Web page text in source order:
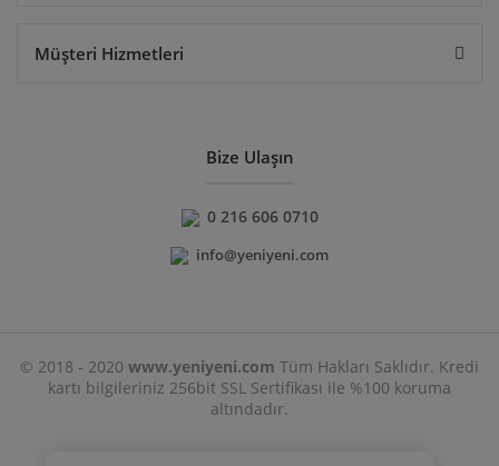
Müşteri Hizmetleri
Bize Ulaşın
0 216 606 0710
info@yeniyeni.com
© 2018 - 2020 www.yeniyeni.com Tüm Hakları Saklıdır. Kredi
kartı bilgileriniz 256bit SSL Sertifikası ile %100 koruma
altındadır.